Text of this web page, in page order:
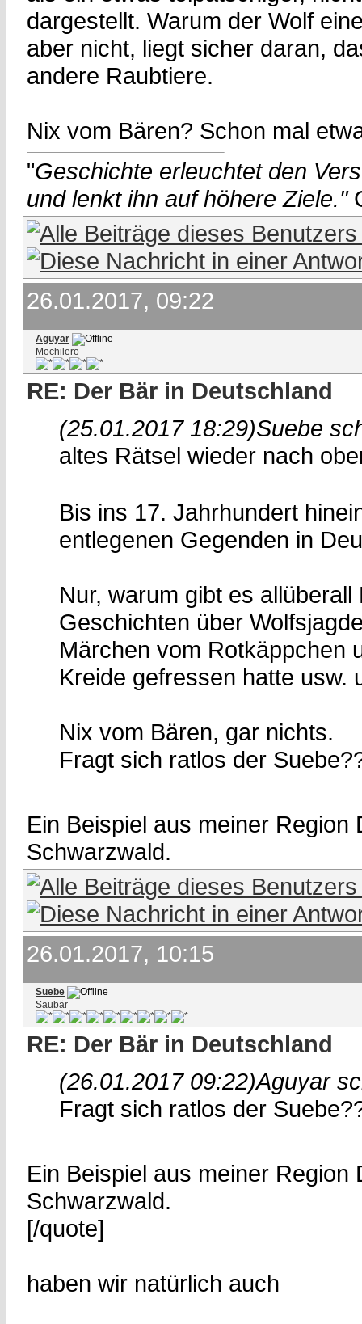
dargestellt. Warum der Wolf
aber nicht, liegt sicher daran,
andere Raubtiere.
Nix vom Bären? Schon mal
"Geschichte erleuchtet den
und lenkt ihn auf höhere Ziele."
26.01.2017, 09:22
Aguyar
Mochilero
RE: Der Bär in Deutschland
(25.01.2017 18:29)Suebe
altes Rätsel wieder nach
Bis ins 17. Jahrhundert
entlegenen Gegenden in
Nur, warum gibt es
Geschichten über
Märchen vom Rotkäppchen
Kreide gefressen hatte usw.
Nix vom Bären, gar nichts.
Fragt sich ratlos der
Ein Beispiel aus meiner
Schwarzwald.
26.01.2017, 10:15
Suebe
Saubär
RE: Der Bär in Deutschland
(26.01.2017 09:22)Aguyar
Fragt sich ratlos der
Ein Beispiel aus meiner
Schwarzwald.
[/quote]
haben wir natürlich auch